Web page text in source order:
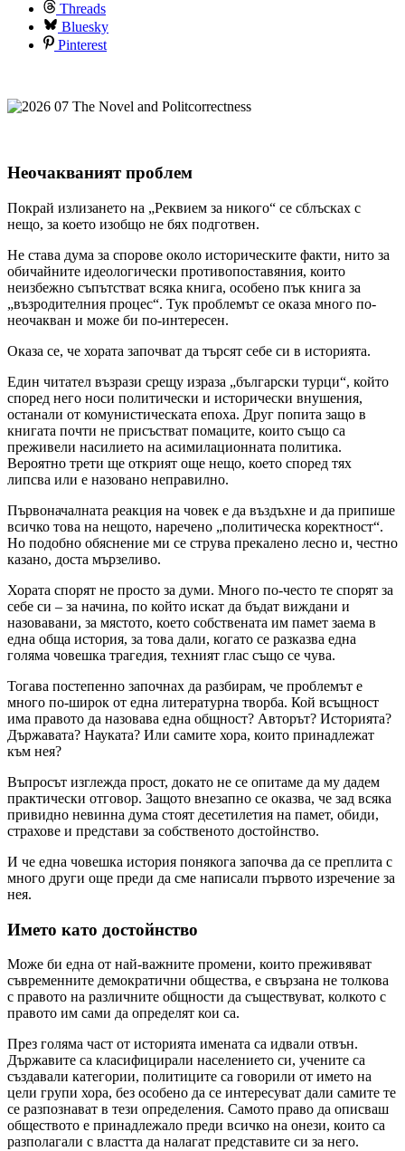
Threads
Bluesky
Pinterest
Неочакваният проблем
Покрай излизането на „Реквием за никого“ се сблъсках с
нещо, за което изобщо не бях подготвен.
Не става дума за спорове около историческите факти, нито за
обичайните идеологически противопоставяния, които
неизбежно съпътстват всяка книга, особено пък книга за
„възродителния процес“. Тук проблемът се оказа много по-
неочакван и може би по-интересен.
Оказа се, че хората започват да търсят себе си в историята.
Един читател възрази срещу израза „български турци“, който
според него носи политически и исторически внушения,
останали от комунистическата епоха. Друг попита защо в
книгата почти не присъстват помаците, които също са
преживели насилието на асимилационната политика.
Вероятно трети ще открият още нещо, което според тях
липсва или е назовано неправилно.
Първоначалната реакция на човек е да въздъхне и да припише
всичко това на нещото, наречено „политическа коректност“.
Но подобно обяснение ми се струва прекалено лесно и, честно
казано, доста мързеливо.
Хората спорят не просто за думи. Много по-често те спорят за
себе си – за начина, по който искат да бъдат виждани и
назовавани, за мястото, което собствената им памет заема в
една обща история, за това дали, когато се разказва една
голяма човешка трагедия, техният глас също се чува.
Тогава постепенно започнах да разбирам, че проблемът е
много по-широк от една литературна творба. Кой всъщност
има правото да назовава една общност? Авторът? Историята?
Държавата? Науката? Или самите хора, които принадлежат
към нея?
Въпросът изглежда прост, докато не се опитаме да му дадем
практически отговор. Защото внезапно се оказва, че зад всяка
привидно невинна дума стоят десетилетия на памет, обиди,
страхове и представи за собственото достойнство.
И че една човешка история понякога започва да се преплита с
много други още преди да сме написали първото изречение за
нея.
Името като достойнство
Може би една от най-важните промени, които преживяват
съвременните демократични общества, е свързана не толкова
с правото на различните общности да съществуват, колкото с
правото им сами да определят кои са.
През голяма част от историята имената са идвали отвън.
Държавите са класифицирали населението си, учените са
създавали категории, политиците са говорили от името на
цели групи хора, без особено да се интересуват дали самите те
се разпознават в тези определения. Самото право да описваш
обществото е принадлежало преди всичко на онези, които са
разполагали с властта да налагат представите си за него.